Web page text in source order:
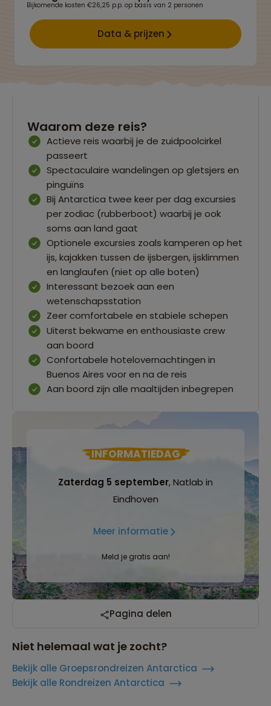
Bijkomende kosten €26,25 p.p. op basis van 2 personen
Data & prijzen
Waarom deze reis?
Actieve reis waarbij je de zuidpoolcirkel
passeert
Spectaculaire wandelingen op gletsjers en
pinguïns
Bij Antarctica twee keer per dag excursies
per zodiac (rubberboot) waarbij je ook
soms aan land gaat
Optionele excursies zoals kamperen op het
ijs, kajakken tussen de ijsbergen, ijsklimmen
en langlaufen (niet op alle boten)
Interessant bezoek aan een
wetenschapsstation
Zeer comfortabele en stabiele schepen
Uiterst bekwame en enthousiaste crew
aan boord
Confortabele hotelovernachtingen in
Buenos Aires voor en na de reis
Aan boord zijn alle maaltijden inbegrepen
INFORMATIEDAG
Zaterdag 5 september, Natlab in
Eindhoven
Meer informatie
Meld je gratis aan!
Pagina delen
Niet helemaal wat je zocht?
Bekijk alle Groepsrondreizen Antarctica
Bekijk alle Rondreizen Antarctica